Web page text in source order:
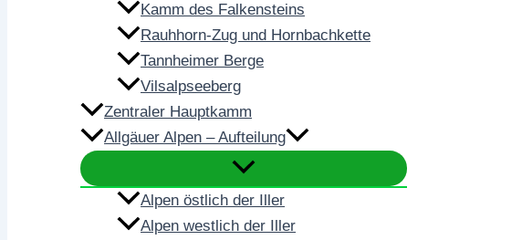
Kamm des Falkensteins
Rauhhorn-Zug und Hornbachkette
Tannheimer Berge
Vilsalpseeberg
Zentraler Hauptkamm
Allgäuer Alpen – Aufteilung
Alpen östlich der Iller
Alpen westlich der Iller